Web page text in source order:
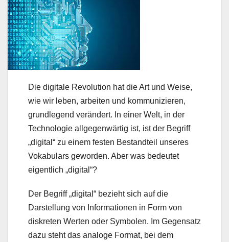
Die digitale Revolution hat die Art und Weise,
wie wir leben, arbeiten und kommunizieren,
grundlegend verändert. In einer Welt, in der
Technologie allgegenwärtig ist, ist der Begriff
„digital“ zu einem festen Bestandteil unseres
Vokabulars geworden. Aber was bedeutet
eigentlich „digital“?
Der Begriff „digital“ bezieht sich auf die
Darstellung von Informationen in Form von
diskreten Werten oder Symbolen. Im Gegensatz
dazu steht das analoge Format, bei dem